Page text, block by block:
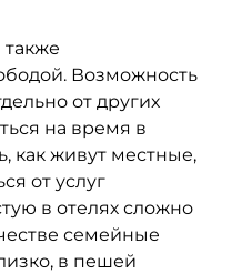
Возможность
от других
на время в
как живут местные,
от услуг
в отелях сложно
семейные
в пешей